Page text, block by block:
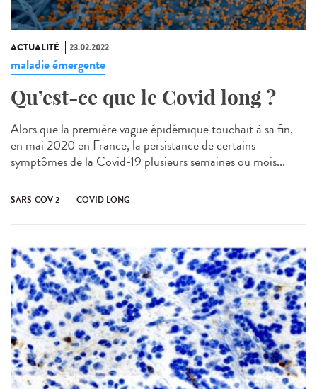
ACTUALITÉ 23.02.2022
maladie émergente
Qu’est-ce que le Covid long ?
Alors que la première vague épidémique touchait à sa fin,
en mai 2020 en France, la persistance de certains
symptômes de la Covid-19 plusieurs semaines ou mois...
SARS-COV 2 COVID LONG